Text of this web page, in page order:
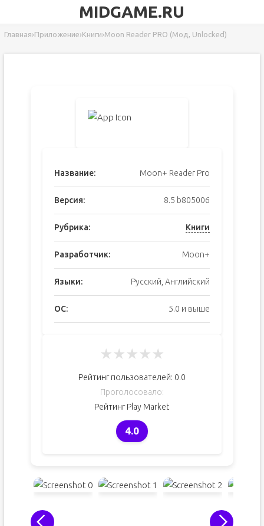
MIDGAME.RU
Главная›Приложение›Книги›Moon Reader PRO (Мод, Unlocked)
Название: Moon+ Reader Pro
Версия: 8.5 b805006
Рубрика: Книги
Разработчик: Moon+
Языки: Русский, Английский
ОС: 5.0 и выше
★★★★★
Рейтинг пользователей: 0.0
Проголосовало:
Рейтинг Play Market
4.0